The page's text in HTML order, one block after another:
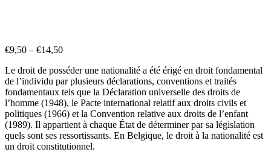
€9,50 – €14,50
Le droit de posséder une nationalité a été érigé en droit fondamental
de l’individu par plusieurs déclarations, conventions et traités
fondamentaux tels que la Déclaration universelle des droits de
l’homme (1948), le Pacte international relatif aux droits civils et
politiques (1966) et la Convention relative aux droits de l’enfant
(1989). Il appartient à chaque État de déterminer par sa législation
quels sont ses ressortissants. En Belgique, le droit à la nationalité est
un droit constitutionnel.